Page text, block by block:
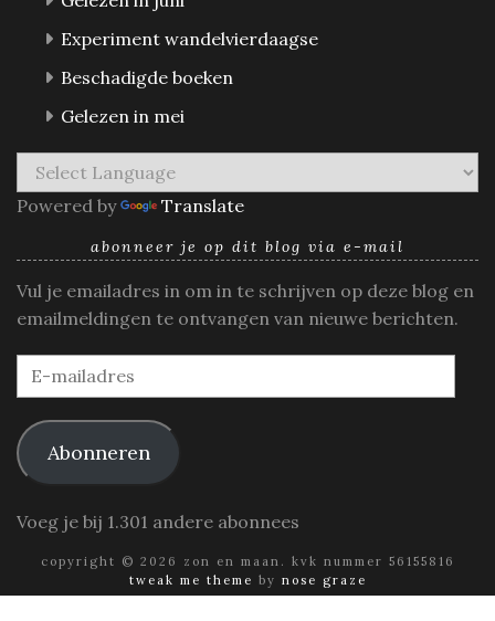
Experiment wandelvierdaagse
Beschadigde boeken
Gelezen in mei
Powered by Translate
abonneer je op dit blog via e-mail
Vul je emailadres in om in te schrijven op deze blog en
emailmeldingen te ontvangen van nieuwe berichten.
E-
mailadres
Abonneren
Voeg je bij 1.301 andere abonnees
copyright © 2026 zon en maan. kvk nummer 56155816
tweak me theme by nose graze